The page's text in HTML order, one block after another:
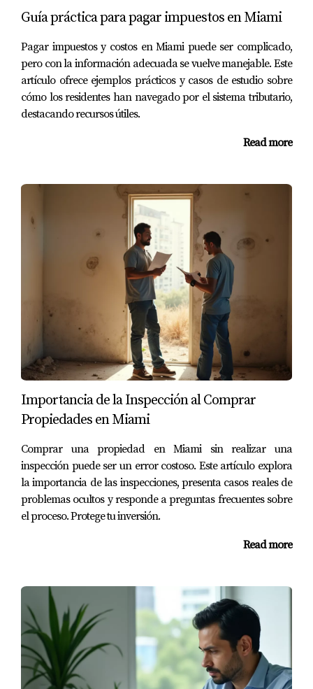
¿Qué documentos son imprescindibles para
Los documentos más importantes incluyen el contrato de
compra, el informe de título, comprobantes financieros y
verificación crediticia.
evitar problemas legales futuros.
¿Cómo afecta el estatus migratorio al proceso
El estatus migratorio puede influir en las opciones de
financiamiento y requerimientos fiscales para
compradores extranjeros.
¿Qué sucede si falta algún documento
durante la transacción?
Faltando documentos clave, puedes experimentar
retrasos significativos o incluso perder la propiedad
deseada.
¿Dónde puedo obtener ayuda adicional sobre
compra de propiedades?
Puedes contactar a un agente inmobiliario o abogado
especializado en bienes raíces para recibir orientación
personalizada.
tienes preguntas específicas sobre tu situación, no dudes
en contactarme al17864435501
. Estoy aquí para ayudarte
a navegar este proceso con éxito.
Guía práctica para pagar impuestos en Miami
Pagar impuestos y costos en Miami puede ser complicado,
pero con la información adecuada se vuelve manejable. Este
artículo ofrece ejemplos prácticos y casos de estudio sobre
cómo los residentes han navegado por el sistema tributario,
destacando recursos útiles.
Read more
Importancia de la Inspección al Comprar
Propiedades en Miami
Comprar una propiedad en Miami sin realizar una
inspección puede ser un error costoso. Este artículo explora
la importancia de las inspecciones, presenta casos reales de
problemas ocultos y responde a preguntas frecuentes sobre
el proceso. Protege tu inversión.
Read more